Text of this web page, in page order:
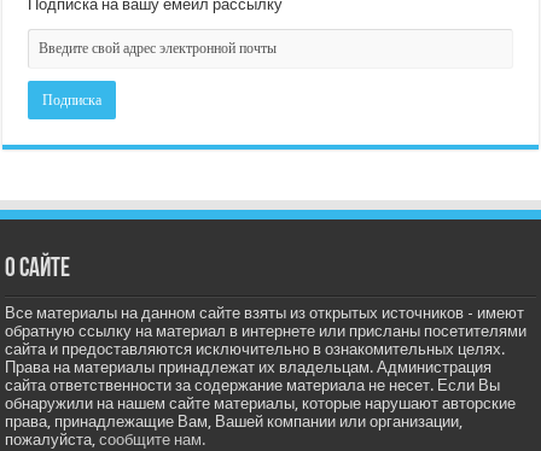
Подписка на вашу емейл рассылку
О сайте
Все материалы на данном сайте взяты из открытых источников - имеют
обратную ссылку на материал в интернете или присланы посетителями
сайта и предоставляются исключительно в ознакомительных целях.
Права на материалы принадлежат их владельцам. Администрация
сайта ответственности за содержание материала не несет. Если Вы
обнаружили на нашем сайте материалы, которые нарушают авторские
права, принадлежащие Вам, Вашей компании или организации,
пожалуйста,сообщите нам.